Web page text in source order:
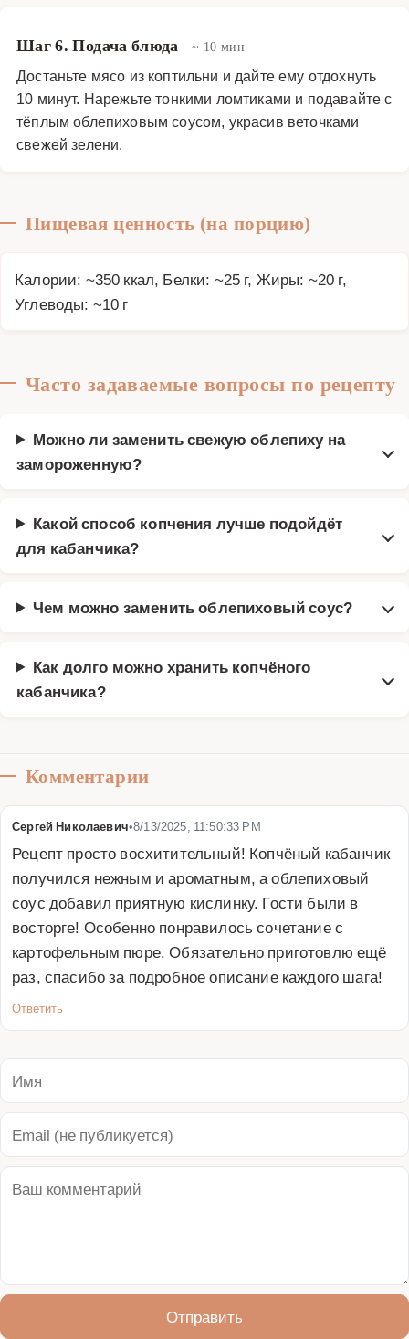
Шаг 6. Подача блюда ~ 10 мин
Достаньте мясо из коптильни и дайте ему отдохнуть
10 минут. Нарежьте тонкими ломтиками и подавайте с
тёплым облепиховым соусом, украсив веточками
свежей зелени.
Пищевая ценность (на порцию)
Калории: ~350 ккал, Белки: ~25 г, Жиры: ~20 г,
Углеводы: ~10 г
Часто задаваемые вопросы по рецепту
Можно ли заменить свежую облепиху на
замороженную?
Какой способ копчения лучше подойдёт
для кабанчика?
Чем можно заменить облепиховый соус?
Как долго можно хранить копчёного
кабанчика?
Комментарии
Сергей Николаевич•8/13/2025, 11:50:33 PM
Рецепт просто восхитительный! Копчёный кабанчик
получился нежным и ароматным, а облепиховый
соус добавил приятную кислинку. Гости были в
восторге! Особенно понравилось сочетание с
картофельным пюре. Обязательно приготовлю ещё
раз, спасибо за подробное описание каждого шага!
Ответить
Отправить